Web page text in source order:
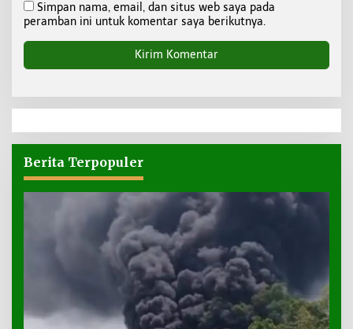
Simpan nama, email, dan situs web saya pada
peramban ini untuk komentar saya berikutnya.
Berita Terpopuler